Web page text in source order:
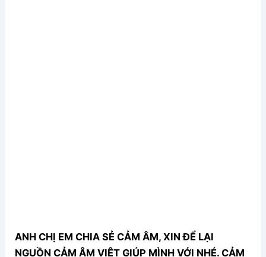
ANH CHỊ EM CHIA SẺ CẢM ÂM, XIN ĐỂ LẠI
NGUỒN CẢM ÂM VIỆT GIÚP MÌNH VỚI NHÉ. CẢM